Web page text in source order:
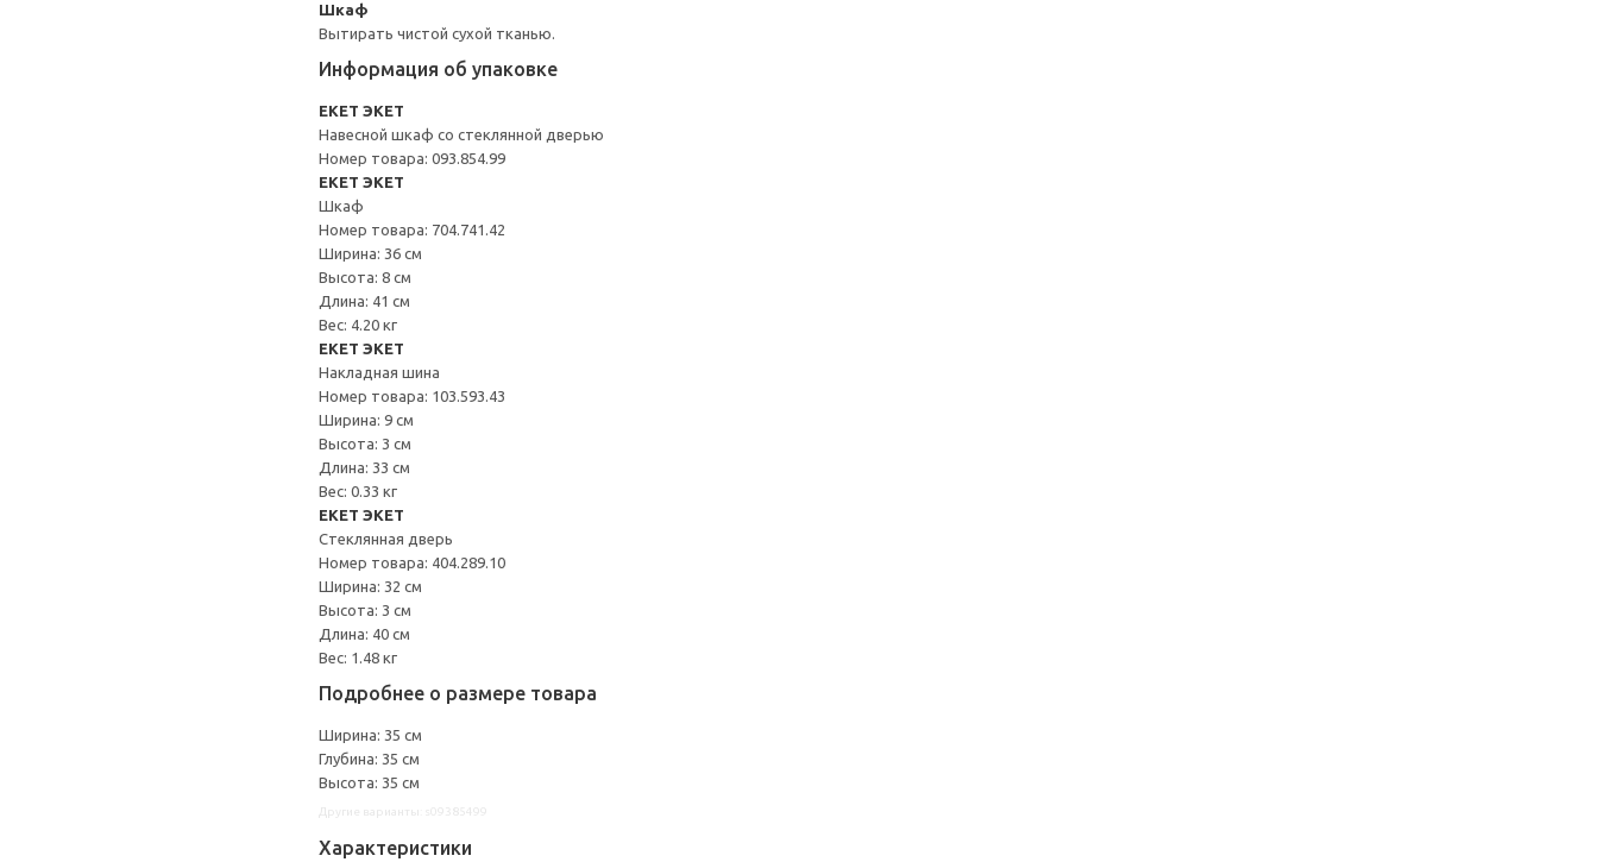
Шкаф
Вытирать чистой сухой тканью.
Информация об упаковке
EKET ЭКЕТ
Навесной шкаф со стеклянной дверью
Номер товара: 093.854.99
EKET ЭКЕТ
Шкаф
Номер товара: 704.741.42
Ширина: 36 см
Высота: 8 см
Длина: 41 см
Вес: 4.20 кг
EKET ЭКЕТ
Накладная шина
Номер товара: 103.593.43
Ширина: 9 см
Высота: 3 см
Длина: 33 см
Вес: 0.33 кг
EKET ЭКЕТ
Стеклянная дверь
Номер товара: 404.289.10
Ширина: 32 см
Высота: 3 см
Длина: 40 см
Вес: 1.48 кг
Подробнее о размере товара
Ширина: 35 см
Глубина: 35 см
Высота: 35 см
Характеристики